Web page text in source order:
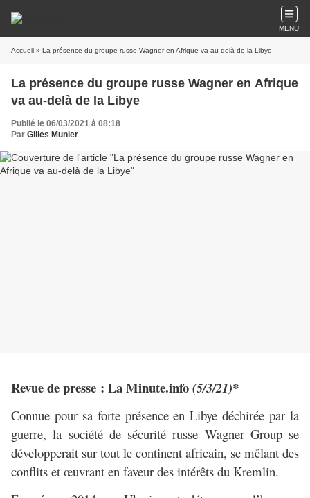
MENU
Accueil » La présence du groupe russe Wagner en Afrique va au-delà de la Libye
La présence du groupe russe Wagner en Afrique
va au-delà de la Libye
Publié le 06/03/2021 à 08:18
Par Gilles Munier
Revue de presse : La Minute.info(5/3/21)*
Connue pour sa forte présence en Libye déchirée par la
guerre, la société de sécurité russe Wagner Group se
développerait sur tout le continent africain, se mêlant des
conflits et œuvrant en faveur des intérêts du Kremlin.